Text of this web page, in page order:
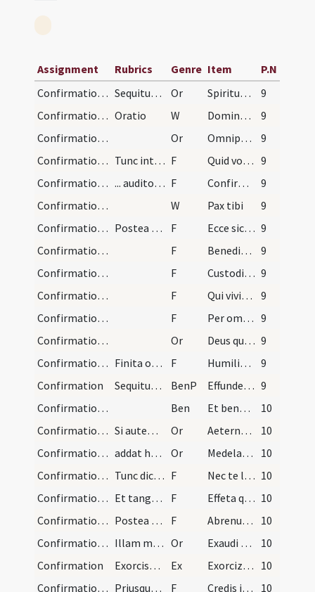
Assignment Rubrics Genre Item
P.N
Confirmation/1
Sequitur confirmatio puerorum (super pueros?) ab… Or Spiritus Sanctus superveniat ... custodiat vos.
9
Confirmation/1 Oratio W Dominus vobiscum
9
Confirmation/2
Or Omnipotens sempiterne Deus qui regenerare dignatus es hos famulos ... aeternam propitiatus.
9
Confirmation/1
Tunc interroget eum: ... R: N. F Quid vocaris? 9
Confirmation/2
... audito nomine ... dicat: F Confirmo te signo Crucis et chrismate salutis in nomine Patris et Filii et Spiritus Sancti.
9
Confirmation/2
W Pax tibi
9
Confirmation/3
Postea dicat hos versus: F Ecce sic benedicetur homo qui timet Dominum. 9
Confirmation/4
F Benedicat vobis Dominus ex Sion ut videatis bona Ierusalem omnibus diebus vitae vestrae.
9
Confirmation/5
F Custodiat vos Dominus in timore suo sanctissimo. 9
Confirmation/6
F Qui vivit et regnat in saecula saeculorum amen.
9
Confirmation/7
F Per omnia saecula 9
Confirmation/3
Or Deus qui apostolis tuis Sanctum dedisti Spiritum ... habitando perficiat. 9
Confirmation/8
Finita oratione dicat diaconus confirmatis capita… F Humiliate vos ad benedictionem
9
Confirmation
Sequitur benedictio ab episcopo BenP Effunde quaesumus Domine super hos famulos tuos ... multitudinem peccatorum. 9
Confirmation/1
Ben Et benedictio Dei ... descendat super vos et maneat semper.
10
Confirmation/4
Si autem infirmus infans ad baptizandum deferatur… Or Aeternam ac iustissimam
10
Confirmation/5
addat hanc orationem: Or Medelam tuam deprecor ... gratiam baptismi tui.
10
Confirmation/9
Tunc dicat symbolum et orationem dominicam, et it… F Nec te latet Satanas 10
Confirmation/10
Et tanget ei aures et nares de sputo (?): F Effeta quod est 10
Confirmation/11
Postea tangat pectus (?) et inter scapulas et vo… F Abrenuntias Satanae?
10
Confirmation/6
Illam maiorem orationem non dicit, sed istam ad s… Or Exaudi nos omnipotens Deus et huius aquae ... mereamur aeternam.
10
Confirmation
Exorcismus aquae Ex Exorcizo te creatura aquae per Deum vivum ... aeternam regenerans. 10
Confirmation/12
Priusque cum aqua perfundat, interroget cum verbi… F Credis in Deum 10